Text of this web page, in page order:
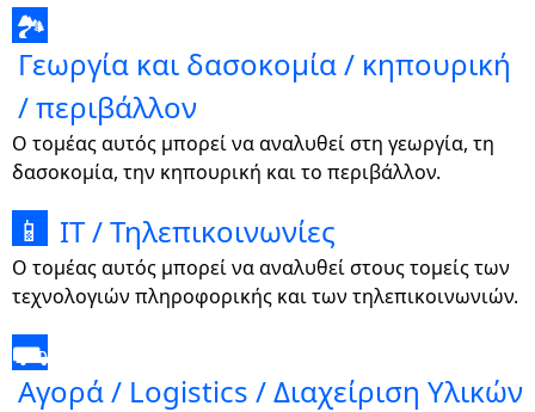
🏞
Γεωργία και δασοκομία / κηπουρική
/ περιβάλλον
Ο τομέας αυτός μπορεί να αναλυθεί στη γεωργία, τη
δασοκομία, την κηπουρική και το περιβάλλον.
📱 IT / Τηλεπικοινωνίες
Ο τομέας αυτός μπορεί να αναλυθεί στους τομείς των
τεχνολογιών πληροφορικής και των τηλεπικοινωνιών.
⛟
Αγορά / Logistics / Διαχείριση Υλικών